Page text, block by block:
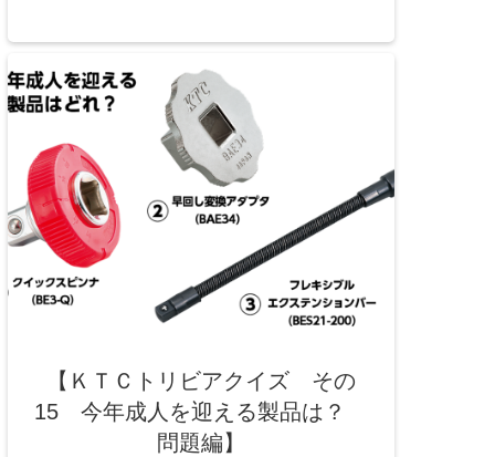
【ＫＴＣトリビアクイズ その
15 今年成人を迎える製品は？
問題編】